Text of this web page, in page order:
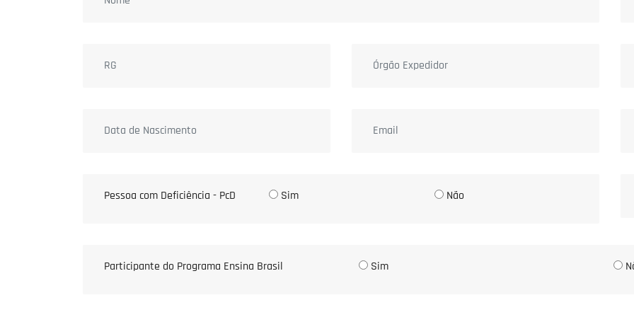
Pessoa com Deficiência - PcD Sim Não
Participante do Programa Ensina Brasil Sim